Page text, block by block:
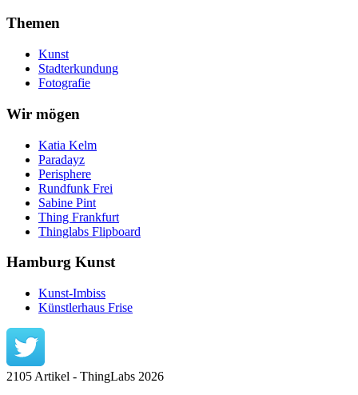
Themen
Kunst
Stadterkundung
Fotografie
Wir mögen
Katia Kelm
Paradayz
Perisphere
Rundfunk Frei
Sabine Pint
Thing Frankfurt
Thinglabs Flipboard
Hamburg Kunst
Kunst-Imbiss
Künstlerhaus Frise
2105 Artikel - ThingLabs 2026